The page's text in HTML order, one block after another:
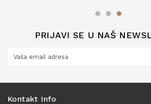
PRIJAVI SE U NAŠ
Kontakt Info